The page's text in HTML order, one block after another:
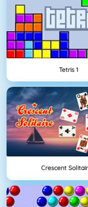
Tetris 1
Crescent